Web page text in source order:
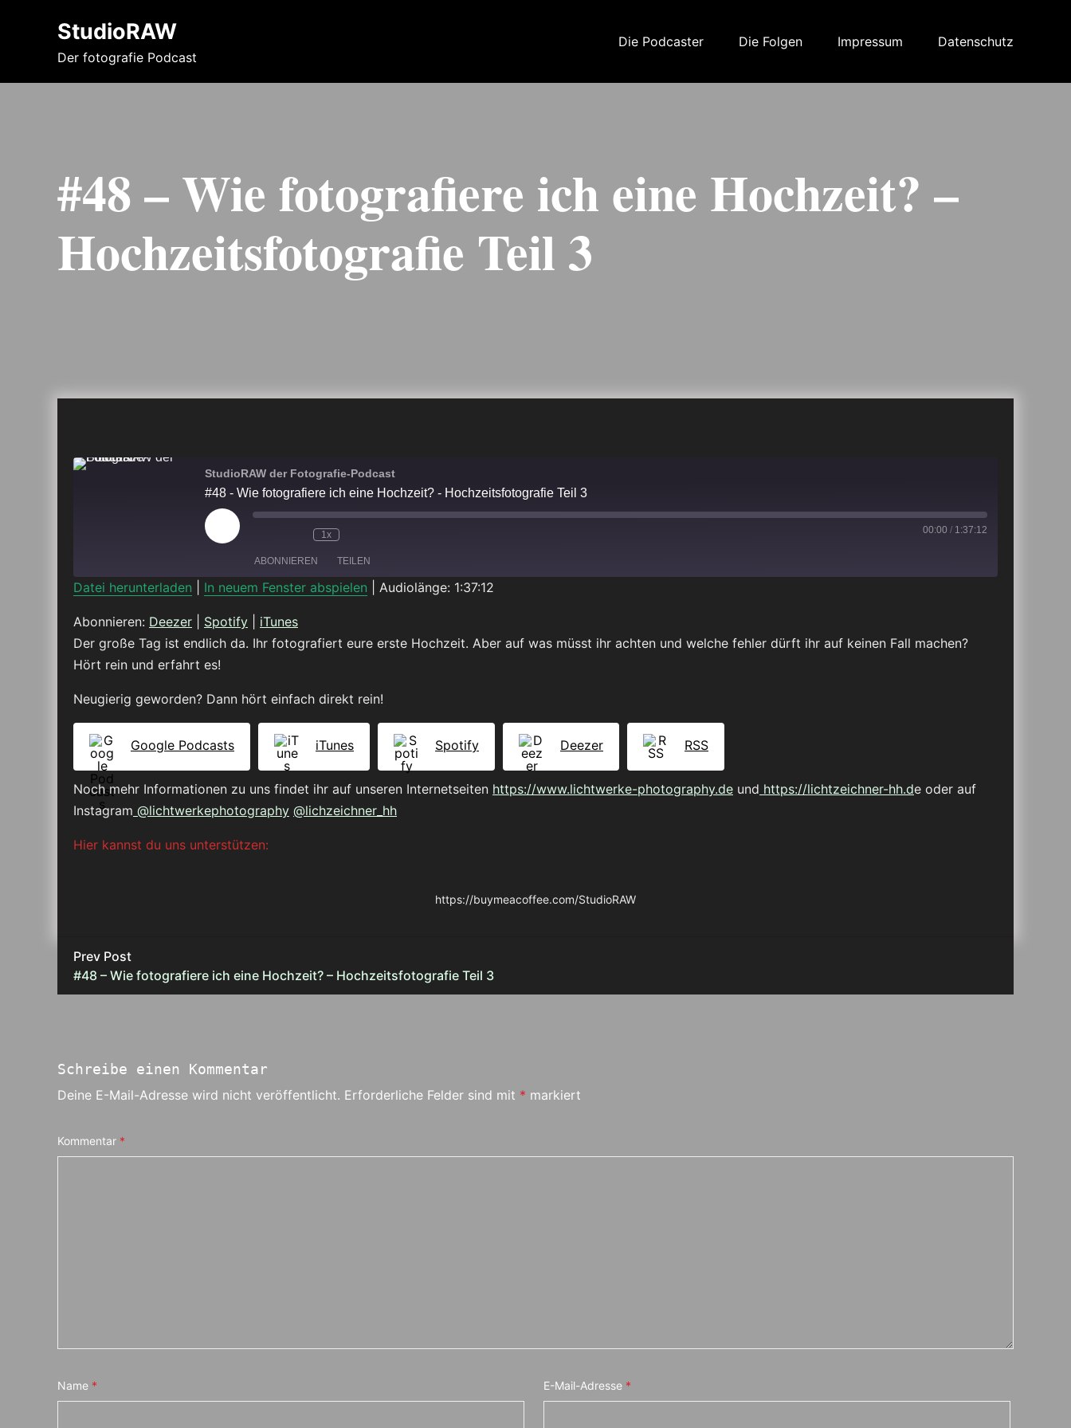
StudioRAW
Der fotografie Podcast
Die Podcaster Die Folgen Impressum Datenschutz
#48 – Wie fotografiere ich eine Hochzeit? –
Hochzeitsfotografie Teil 3
StudioRAW der Fotografie-Podcast
#48 - Wie fotografiere ich eine Hochzeit? - Hochzeitsfotografie Teil 3
Play
Episode
1x 00:00 / 1:37:12
ABONNIEREN TEILEN
RSS FEED
LINK
Datei herunterladen In neuem Fenster abspielen Audiolänge: 1:37:12
Abonnieren: Deezer Spotify
iTunes
Der große Tag ist endlich da. Ihr fotografiert eure erste Hochzeit. Aber auf was müsst ihr achten und welche fehler dürft ihr auf keinen Fall machen?
Hört rein und erfahrt es!
Neugierig geworden? Dann hört einfach direkt rein!
Google Podcasts iTunes Spotify Deezer RSS
Noch mehr Informationen zu uns findet ihr auf unseren Internetseiten https://www.lichtwerke-photography.de und https://lichtzeichner-hh.de oder auf
Instagram @lichtwerkephotography @lichzeichner_hh
Hier kannst du uns unterstützen:
https://buymeacoffee.com/StudioRAW
Prev Post
#48 – Wie fotografiere ich eine Hochzeit? – Hochzeitsfotografie Teil 3
Schreibe einen Kommentar
Deine E-Mail-Adresse wird nicht veröffentlicht. Erforderliche Felder sind mit * markiert
Kommentar *
Name * E-Mail-Adresse *